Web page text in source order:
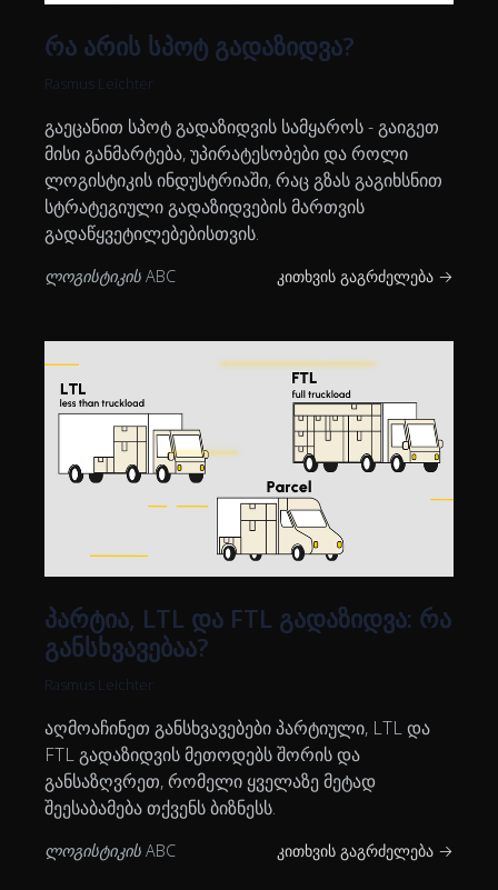
რა არის სპოტ გადაზიდვა?
Rasmus Leichter
გაეცანით სპოტ გადაზიდვის სამყაროს - გაიგეთ
მისი განმარტება, უპირატესობები და როლი
ლოგისტიკის ინდუსტრიაში, რაც გზას გაგიხსნით
სტრატეგიული გადაზიდვების მართვის
გადაწყვეტილებებისთვის.
ლოგისტიკის ABC კითხვის გაგრძელება →
პარტია, LTL და FTL გადაზიდვა: რა
განსხვავებაა?
Rasmus Leichter
აღმოაჩინეთ განსხვავებები პარტიული, LTL და
FTL გადაზიდვის მეთოდებს შორის და
განსაზღვრეთ, რომელი ყველაზე მეტად
შეესაბამება თქვენს ბიზნესს.
ლოგისტიკის ABC კითხვის გაგრძელება →